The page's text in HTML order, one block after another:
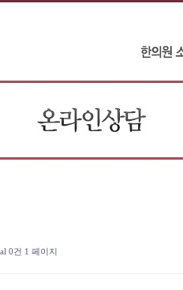
0건 1 페이지